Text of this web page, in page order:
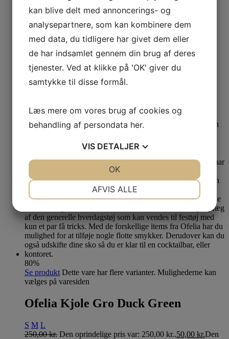
499,00kr.
47%
Dette vare har flere varianter. Mulighederne kan
vælges på varesiden
S/M
150,00kr. Den oprindelige pris var: 150,00 kr..
Den
80%
Se produkt Dette vare har flere varianter. Mulighederne kan
vælges på varesiden
Ofelia Kjole Gro Duck Green
S M L
250,00kr. Den oprindelige pris var: 250,00 kr..50,00 kr.Den
kan blive delt med annoncerings- og
analysepartnere, som kan kombinere dem
med data, du tidligere har givet dem eller
de har indsamlet gennem din brug af deres
tjenester. Ved at klikke på 'OK' giver du
samtykke til disse formål.
Læs mere om vores brug af cookies og
behandling af persondata her.
VIS DETALJER
MARKETING STATISTIK
AFVIS ALLE
OK